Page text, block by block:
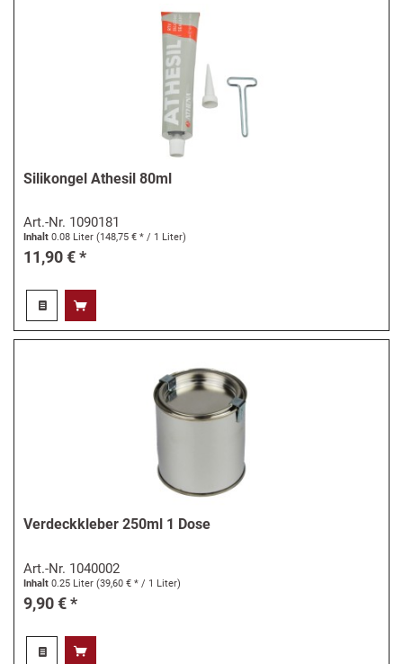
Silikongel Athesil 80ml
Art.-Nr. 1090181
Inhalt0.08 Liter(148,75 € * / 1 Liter)
11,90 € *
Verdeckkleber 250ml 1 Dose
Art.-Nr. 1040002
Inhalt0.25 Liter(39,60 € * / 1 Liter)
9,90 € *